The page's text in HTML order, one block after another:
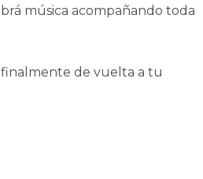
música acompañando toda
finalmente de vuelta a tu